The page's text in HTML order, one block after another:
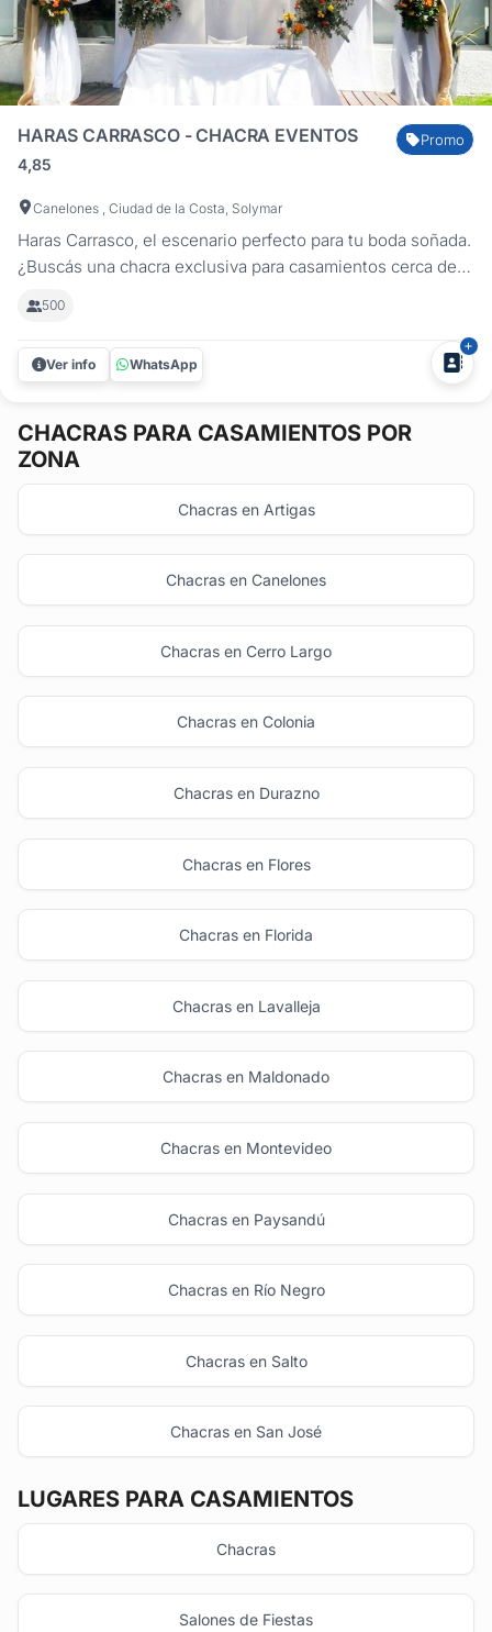
HARAS CARRASCO - CHACRA EVENTOS
4,85
Promo
Canelones , Ciudad de la Costa, Solymar
Haras Carrasco, el escenario perfecto para tu boda soñada.
¿Buscás una chacra exclusiva para casamientos cerca de
transformamos cada boda en una experiencia inolvidable.
Ubicados en Ciudad de la Costa, cerca del Aeropuerto de
Carrasco, ofrecemos un...
500
Ver info WhatsApp
CHACRAS PARA CASAMIENTOS POR
ZONA
Chacras en Artigas
Chacras en Canelones
Chacras en Cerro Largo
Chacras en Colonia
Chacras en Durazno
Chacras en Flores
Chacras en Florida
Chacras en Lavalleja
Chacras en Maldonado
Chacras en Montevideo
Chacras en Paysandú
Chacras en Río Negro
Chacras en Salto
Chacras en San José
LUGARES PARA CASAMIENTOS
Chacras
Salones de Fiestas